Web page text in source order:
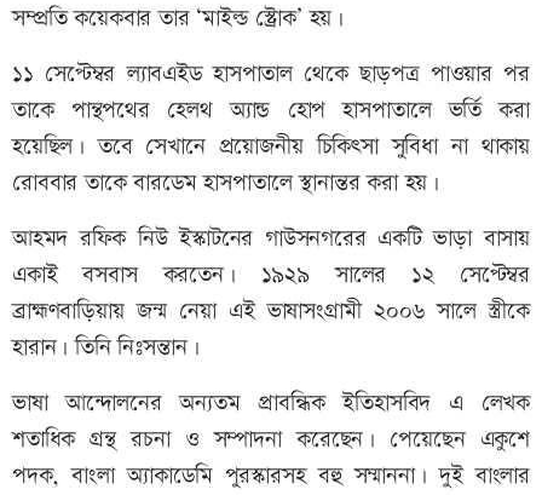
সম্প্রতি কয়েকবার তার ‘মাইল্ড স্ট্রোক’ হয়।
১১ সেপ্টেম্বর ল্যাবএইড হাসপাতাল থেকে ছাড়পত্র পাওয়ার পর
তাকে পান্থপথের হেলথ অ্যান্ড হোপ হাসপাতালে ভর্তি করা
হয়েছিল। তবে সেখানে প্রয়োজনীয় চিকিৎসা সুবিধা না থাকায়
রোববার তাকে বারডেম হাসপাতালে স্থানান্তর করা হয়।
আহমদ রফিক নিউ ইস্কাটনের গাউসনগরের একটি ভাড়া বাসায়
একাই বসবাস করতেন। ১৯২৯ সালের ১২ সেপ্টেম্বর
ব্রাহ্মণবাড়িয়ায় জন্ম নেয়া এই ভাষাসংগ্রামী ২০০৬ সালে স্ত্রীকে
হারান। তিনি নিঃসন্তান।
ভাষা আন্দোলনের অন্যতম প্রাবন্ধিক ইতিহাসবিদ এ লেখক
শতাধিক গ্রন্থ রচনা ও সম্পাদনা করেছেন। পেয়েছেন একুশে
পদক, বাংলা অ্যাকাডেমি পুরস্কারসহ বহু সম্মাননা। দুই বাংলার